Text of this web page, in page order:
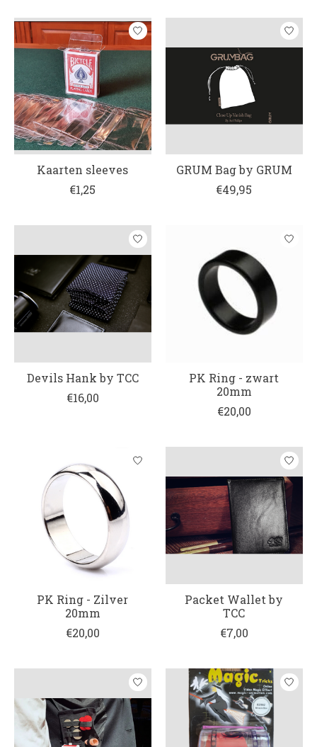
Kaarten sleeves
€1,25
GRUM Bag by GRUM
€49,95
Devils Hank by TCC
€16,00
PK Ring - zwart
20mm
€20,00
PK Ring - Zilver
20mm
€20,00
Packet Wallet by
TCC
€7,00